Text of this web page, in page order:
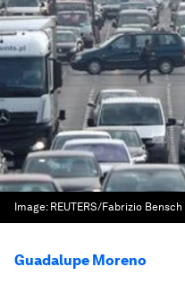
Image: REUTERS/Fabrizio Bensch
Guadalupe Moreno